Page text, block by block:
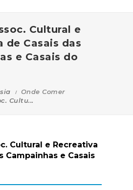
Cultural e
de Casais das
e Casais do
Onde Comer
Cultu...
Cultural e Recreativa
Campainhas e Casais